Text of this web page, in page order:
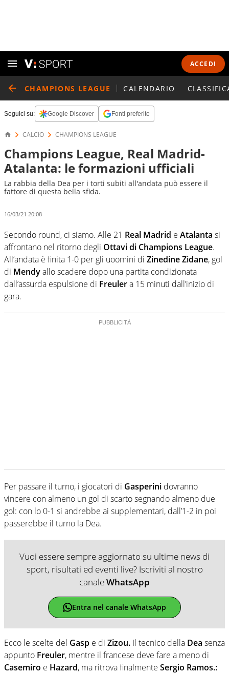
ACCEDI
CHAMPIONS LEAGUE CALENDARIO
Seguici su: Google Discover Fonti preferite
CALCIO CHAMPIONS LEAGUE
Champions League, Real Madrid-
Atalanta: le formazioni ufficiali
La rabbia della Dea per i torti subiti all'andata può essere il
fattore di questa bella sfida.
16/03/21 20:08
Secondo round, ci siamo. Alle 21 Real Madrid e Atalanta si
affrontano nel ritorno degli Ottavi di Champions League.
All’andata è finita 1-0 per gli uoomini di Zinedine Zidane, gol
di Mendyallo scadere dopo una partita condizionata
dall’assurda espulsione di Freulera 15 minuti dall’inizio di
gara.
Per passare il turno, i giocatori di Gasperini dovranno
vincere con almeno un gol di scarto segnando almeno due
gol: con lo 0-1 si andrebbe ai supplementari, dall’1-2 in poi
passerebbe il turno la Dea.
Vuoi essere sempre aggiornato su ultime news di
sport, risultati ed eventi live? Iscriviti al nostro
canaleWhatsApp
Entra nel canale WhatsApp
Ecco le scelte del Gasp e di Zizou. Il tecnico della Dea senza
appunto Freuler, mentre il francese deve fare a meno di
Casemiro e Hazard, ma ritrova finalmente Sergio Ramos.: